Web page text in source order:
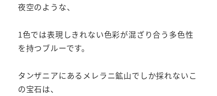
夜空のような、
1色では表現しきれない色彩が混ざり合う多色性
を持つブルーです。
タンザニアにあるメレラニ鉱山でしか採れないこ
の宝石は、